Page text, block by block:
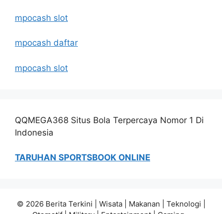
mpocash slot
mpocash daftar
mpocash slot
QQMEGA368 Situs Bola Terpercaya Nomor 1 Di
Indonesia
TARUHAN SPORTSBOOK ONLINE
© 2026 Berita Terkini | Wisata | Makanan | Teknologi |